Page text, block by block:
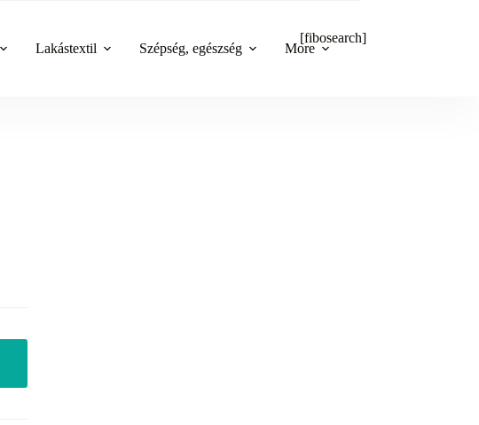
Lakástextil Szépség, egészség More
[fibosearch]